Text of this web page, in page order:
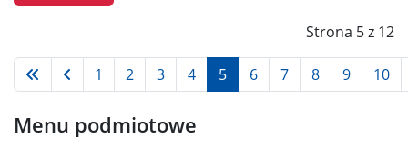
Menu podmiotowe
Strona 5 z 12
1 2 3 4 5 6 7 8 9 10